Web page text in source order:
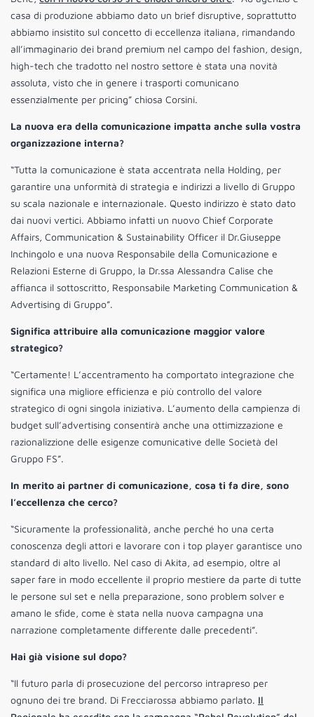
casa di produzione abbiamo dato un brief disruptive, soprattutto
abbiamo insistito sul concetto di eccellenza italiana, rimandando
all’immaginario dei brand premium nel campo del fashion, design,
high-tech che tradotto nel nostro settore è stata una novità
assoluta, visto che in genere i trasporti comunicano
essenzialmente per pricing” chiosa Corsini.
La nuova era della comunicazione impatta anche sulla vostra
organizzazione interna?
“Tutta la comunicazione è stata accentrata nella Holding, per
garantire una unformità di strategia e indirizzi a livello di Gruppo
su scala nazionale e internazionale. Questo indirizzo è stato dato
dai nuovi vertici. Abbiamo infatti un nuovo Chief Corporate
Affairs, Communication & Sustainability Officer il Dr.Giuseppe
Inchingolo e una nuova Responsabile della Comunicazione e
Relazioni Esterne di Gruppo, la Dr.ssa Alessandra Calise che
affianca il sottoscritto, Responsabile Marketing Communication &
Advertising di Gruppo”.
Significa attribuire alla comunicazione maggior valore
strategico?
“Certamente! L’accentramento ha comportato integrazione che
significa una migliore efficienza e più controllo del valore
strategico di ogni singola iniziativa. L’aumento della campienza di
budget sull’advertising consentirà anche una ottimizzazione e
razionalizzione delle esigenze comunicative delle Società del
Gruppo FS”.
In merito ai partner di comunicazione, cosa ti fa dire, sono
l’eccellenza che cerco?
“Sicuramente la professionalità, anche perché ho una certa
conoscenza degli attori e lavorare con i top player garantisce uno
standard di alto livello. Nel caso di Akita, ad esempio, oltre al
saper fare in modo eccellente il proprio mestiere da parte di tutte
le persone sul set e nella preparazione, sono problem solver e
amano le sfide, come è stata nella nuova campagna una
narrazione completamente differente dalle precedenti”.
Hai già visione sul dopo?
“Il futuro parla di prosecuzione del percorso intrapreso per
ognuno dei tre brand. Di Frecciarossa abbiamo parlato. Il